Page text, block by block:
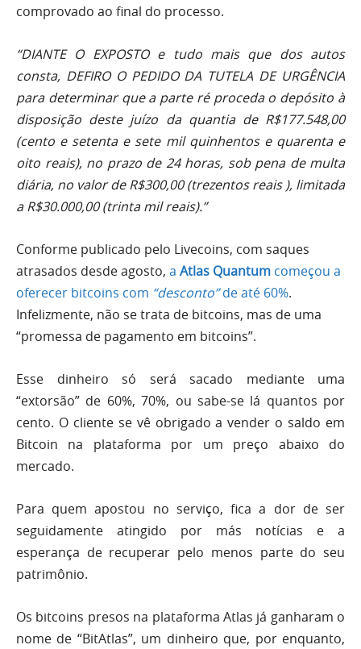
comprovado ao final do processo.
“DIANTE O EXPOSTO e tudo mais que dos autos
consta, DEFIRO O PEDIDO DA TUTELA DE URGÊNCIA
para determinar que a parte ré proceda o depósito à
disposição deste juízo da quantia de R$177.548,00
(cento e setenta e sete mil quinhentos e quarenta e
oito reais), no prazo de 24 horas, sob pena de multa
diária, no valor de R$300,00 (trezentos reais ), limitada
a R$30.000,00 (trinta mil reais).”
Conforme publicado pelo Livecoins, com saques
atrasados desde agosto, a Atlas Quantum começou a
oferecer bitcoins com “desconto”de até 60%.
Infelizmente, não se trata de bitcoins, mas de uma
“promessa de pagamento em bitcoins”.
Esse dinheiro só será sacado mediante uma
“extorsão” de 60%, 70%, ou sabe-se lá quantos por
cento. O cliente se vê obrigado a vender o saldo em
Bitcoin na plataforma por um preço abaixo do
mercado.
Para quem apostou no serviço, fica a dor de ser
seguidamente atingido por más notícias e a
esperança de recuperar pelo menos parte do seu
patrimônio.
Os bitcoins presos na plataforma Atlas já ganharam o
nome de “BitAtlas”, um dinheiro que, por enquanto,